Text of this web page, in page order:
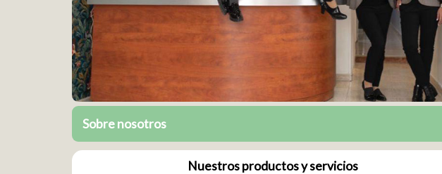
Sobre nosotros
Nuestros productos y servicios